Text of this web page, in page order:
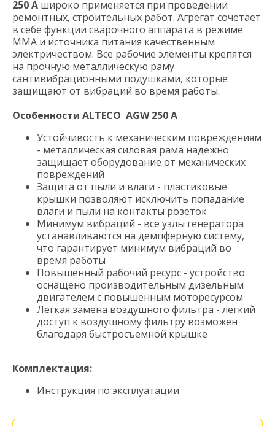
250 A широко применяется при проведении
ремонтных, строительных работ. Агрегат сочетает
в себе функции сварочного аппарата в режиме
ММА и источника питания качественным
электричеством. Все рабочие элементы крепятся
на прочную металлическую раму
сантивибрационными подушками, которые
защищают от вибраций во время работы.
Особенности ALTECO AGW 250 A
Устойчивость к механическим повреждениям
- металлическая силовая рама надежно
защищает оборудование от механических
повреждений
Защита от пыли и влаги - пластиковые
крышки позволяют исключить попадание
влаги и пыли на контакты розеток
Минимум вибраций - все узлы генератора
устанавливаются на демпферную систему,
что гарантирует минимум вибраций во
время работы
Повышенный рабочий ресурс - устройство
оснащено производительным дизельным
двигателем с повышенным моторесурсом
Легкая замена воздушного фильтра - легкий
доступ к воздушному фильтру возможен
благодаря быстросъемной крышке
Комплектация:
Инструкция по эксплуатации